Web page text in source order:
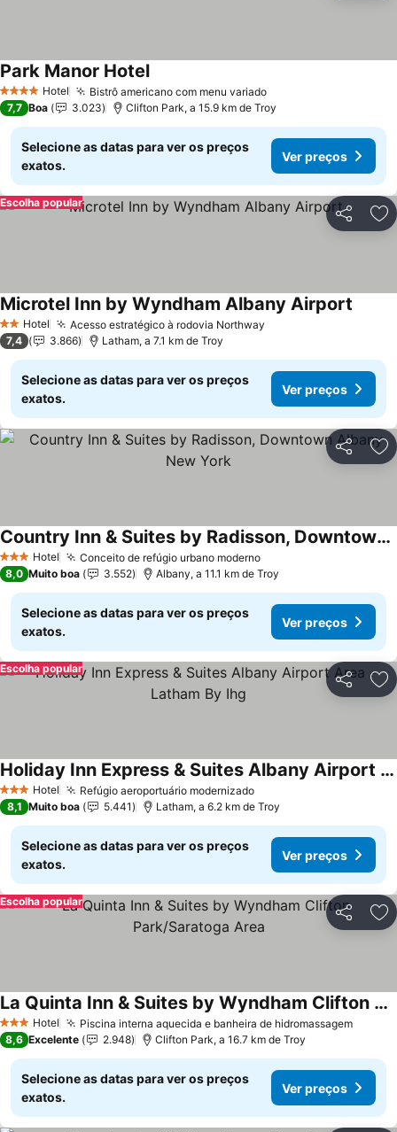
4 EstrelasHotel Bistrô americano com menu variado
Park Manor Hotel
7,7 Boa 3.023 Clifton Park, a 15.9 km de Troy
Selecione as datas para ver os preços
exatos.
Ver preços
Partilhar
Escolha popular
2 Estrelas
Hotel Acesso estratégico à rodovia Northway
Microtel Inn by Wyndham Albany Airport
7,4 3.866 Latham, a 7.1 km de Troy
Selecione as datas para ver os preços
exatos.
Ver preços
Partilhar
3 EstrelasHotel Conceito de refúgio urbano moderno
Country Inn & Suites by Radisson, Downtown Albany New York
8,0 Muito boa 3.552 Albany, a 11.1 km de Troy
Selecione as datas para ver os preços
exatos.
Ver preços
Partilhar
Escolha popular
3 EstrelasHotel Refúgio aeroportuário modernizado
Holiday Inn Express & Suites Albany Airport Area - Latham By Ihg
8,1 Muito boa 5.441 Latham, a 6.2 km de Troy
Selecione as datas para ver os preços
exatos.
Ver preços
Partilhar
Escolha popular
3 EstrelasHotel Piscina interna aquecida e banheira de hidromassagem
La Quinta Inn & Suites by Wyndham Clifton Park/Saratoga Area
8,6 Excelente 2.948 Clifton Park, a 16.7 km de Troy
Selecione as datas para ver os preços
exatos.
Ver preços